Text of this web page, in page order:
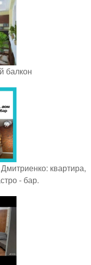
балкон
квартира,
- бар.